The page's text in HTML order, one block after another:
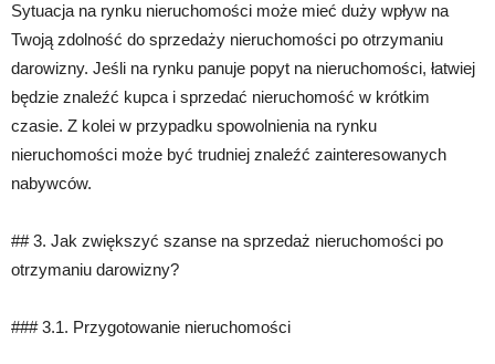
Sytuacja na rynku nieruchomości może mieć duży wpływ na
Twoją zdolność do sprzedaży nieruchomości po otrzymaniu
darowizny. Jeśli na rynku panuje popyt na nieruchomości, łatwiej
będzie znaleźć kupca i sprzedać nieruchomość w krótkim
czasie. Z kolei w przypadku spowolnienia na rynku
nieruchomości może być trudniej znaleźć zainteresowanych
nabywców.
## 3. Jak zwiększyć szanse na sprzedaż nieruchomości po
otrzymaniu darowizny?
### 3.1. Przygotowanie nieruchomości